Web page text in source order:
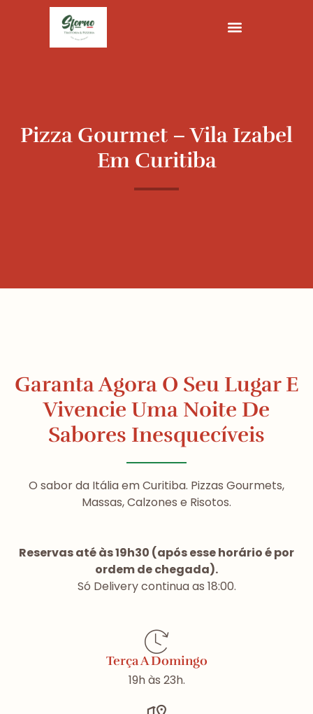
Pizza Gourmet – Vila Izabel
Em Curitiba
Garanta Agora O Seu Lugar E
Vivencie Uma Noite De
Sabores Inesquecíveis
O sabor da Itália em Curitiba. Pizzas Gourmets,
Massas, Calzones e Risotos.
Reservas até às 19h30 (após esse horário é por
ordem de chegada).
Só Delivery continua as 18:00.
Terça A Domingo
19h às 23h.